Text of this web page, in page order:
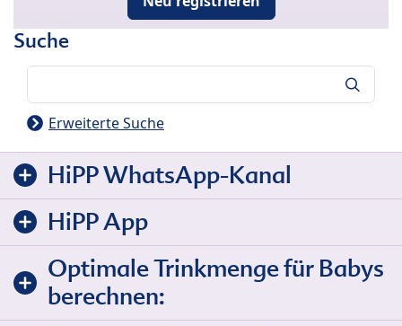
Suche
Erweiterte Suche
HiPP WhatsApp-Kanal
HiPP App
Optimale Trinkmenge für Babys
berechnen: